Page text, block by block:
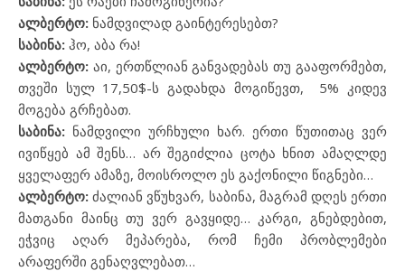
ალბერტო: ნამდვილად გაინტერესებთ?
საბინა: ჰო, აბა რა!
ალბერტო: აი, ერთწლიან განვადებას თუ გააფორმებთ,
თვეში სულ 17,50$-ს გადახდა მოგიწევთ,
5% კიდევ
მოგება გრჩებათ.
საბინა: ნამდვილი ურჩხული ხარ. ერთი წუთითაც ვერ
ივიწყებ ამ შენს… არ შეგიძლია ცოტა ხნით ამაღლდე
ყველაფერ ამაზე, მოისროლო ეს გაქონილი წიგნები…
ალბერტო:ძალიან ვწუხვარ, საბინა, მაგრამ დღეს ერთი
მათგანი მაინც თუ ვერ გავყიდე… კარგი, გნებდებით,
ეჭვიც აღარ მეპარება, რომ ჩემი პრობლემები
არაფერში გენაღვლებათ…